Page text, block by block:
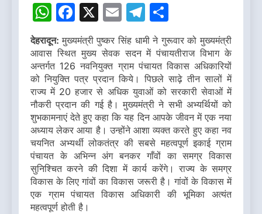
WhatsApp
Facebook
X EmailTelegram
देहरादून:मुख्यमंत्री पुष्कर सिंह धामी ने गुरूवार को मुख्यमंत्री
आवास स्थित मुख्य सेवक सदन में पंचायतीराज विभाग के
अन्तर्गत 126 नवनियुक्त ग्राम पंचायत विकास अधिकारियों
को नियुक्ति पत्र प्रदान किये। पिछले साढ़े तीन सालों में
राज्य में 20 हजार से अधिक युवाओं को सरकारी सेवाओं में
नौकरी प्रदान की गई है। मुख्यमंत्री ने सभी अभ्यर्थियों को
शुभकामनाएं देते हुए कहा कि यह दिन आपके जीवन में एक नया
अध्याय लेकर आया है। उन्होंने आशा व्यक्त करते हुए कहा नव
चयनित अभ्यर्थी लोकतंत्र की सबसे महत्वपूर्ण इकाई ग्राम
पंचायत के अभिन्न अंग बनकर गाँवों का समग्र विकास
सुनिश्चित करने की दिशा में कार्य करेंगे। राज्य के समग्र
विकास के लिए गांवों का विकास जरूरी है। गांवों के विकास में
एक ग्राम पंचायत विकास अधिकारी की भूमिका अत्यंत
महत्वपूर्ण होती है।